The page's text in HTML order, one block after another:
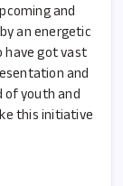
and
an energetic
have got vast
and
of youth and
this initiative